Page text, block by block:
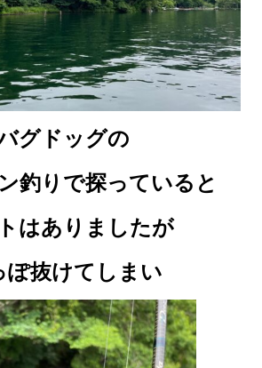
グドッグの
釣りで探っていると
はありましたが
ぽ抜けてしまい